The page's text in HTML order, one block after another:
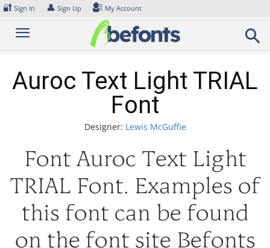
Skip
content
🔐 Sign In 👤 Sign Up My Account
Auroc Text Light TRIAL
Font
Designer: Lewis McGuffie
Font Auroc Text Light
TRIAL Font. Examples of
this font can be found
on the font site Befonts